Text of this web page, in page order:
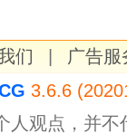
们
广告服
3.6.6
人观点，并